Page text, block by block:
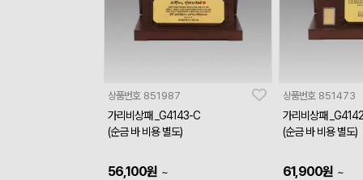
상품번호 851987
가리비상패 _G4143-C
(순금 바 비용 별도)
56,100원 ~
상품번호 851473
가리비상패
(순금 바 비용 별도)
61,900원 ~